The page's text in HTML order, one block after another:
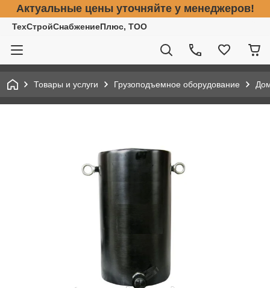
Актуальные цены уточняйте у менеджеров!
ТехСтройСнабжениеПлюс, ТОО
Товары и услуги Грузоподъемное оборудование